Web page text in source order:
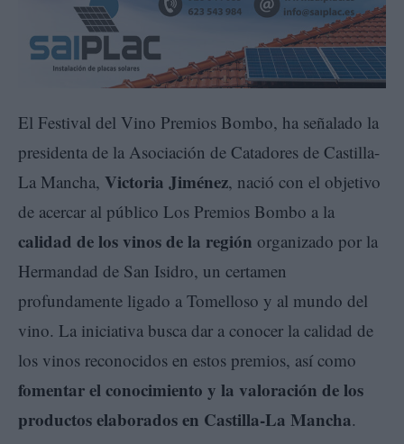
El Festival del Vino Premios Bombo, ha señalado la
presidenta de la Asociación de Catadores de Castilla-
La Mancha, Victoria Jiménez, nació con el objetivo
de acercar al público Los Premios Bombo a la
calidad de los vinos de la región organizado por la
Hermandad de San Isidro, un certamen
profundamente ligado a Tomelloso y al mundo del
vino. La iniciativa busca dar a conocer la calidad de
los vinos reconocidos en estos premios, así como
fomentar el conocimiento y la valoración de los
productos elaborados en Castilla-La Mancha.